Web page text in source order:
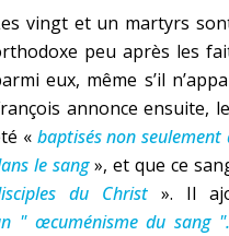
vingt et un martyrs
peu après les
eux, même s’il
annonce ensuite,
« baptisés non seulement
le sang», et que ce
du Christ ». Il
" œcuménisme du sang ".